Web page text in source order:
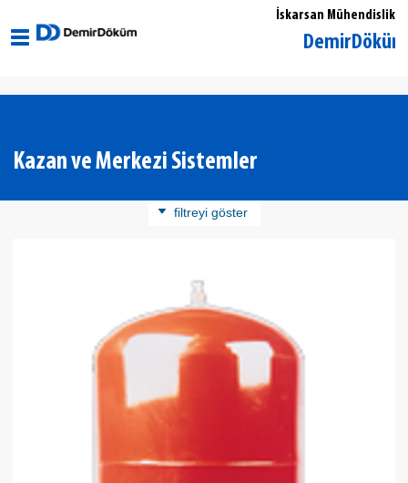
İskarsan Mühendislik
Kocaeli Gölcük DemirDöküm Yetkili
Kazan ve Merkezi Sistemler
filtreyi göster